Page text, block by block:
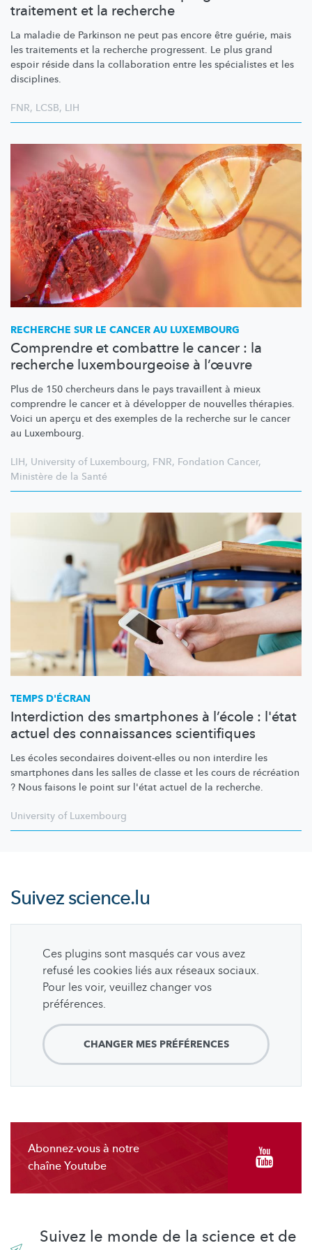
traitement et la recherche
La maladie de Parkinson ne peut pas encore être guérie, mais
les traitements et la recherche progressent. Le plus grand
espoir réside dans la collaboration entre les spécialistes et les
disciplines.
FNR, LCSB, LIH
RECHERCHE SUR LE CANCER AU LUXEMBOURG
Comprendre et combattre le cancer : la
recherche luxembourgeoise à l’œuvre
Plus de 150 chercheurs dans le pays travaillent à mieux
comprendre le cancer et à développer de nouvelles thérapies.
Voici un aperçu et des exemples de la recherche sur le cancer
au Luxembourg.
LIH, University of Luxembourg, FNR, Fondation Cancer,
Ministère de la Santé
TEMPS D'ÉCRAN
Interdiction des smartphones à l’école : l'état
actuel des connaissances scientifiques
Les écoles secondaires doivent-elles ou non interdire les
smartphones dans les salles de classe et les cours de récréation
? Nous faisons le point sur l'état actuel de la recherche.
University of Luxembourg
Suivezscience.lu
Ces plugins sont masqués car vous avez
refusé les cookies liés aux réseaux sociaux.
Pour les voir, veuillez changer vos
préférences.
CHANGER MES PRÉFÉRENCES
Abonnez-vous à notre
chaîne Youtube
Suivez le monde de la science et de